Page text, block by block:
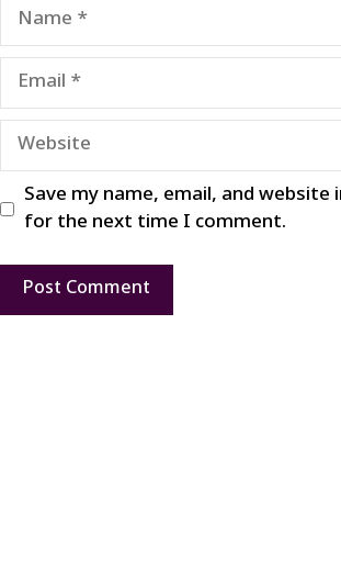
Name
Email
Website
Save my name, email, and website
for the next time I comment.